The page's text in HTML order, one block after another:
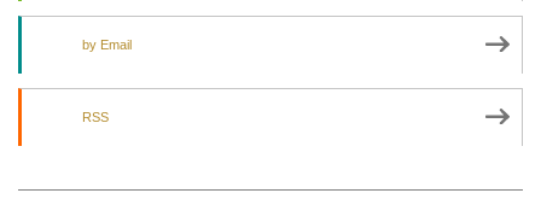
by Email
RSS